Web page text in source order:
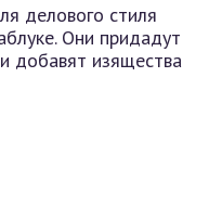
делового стиля
Они придадут
добавят изящества